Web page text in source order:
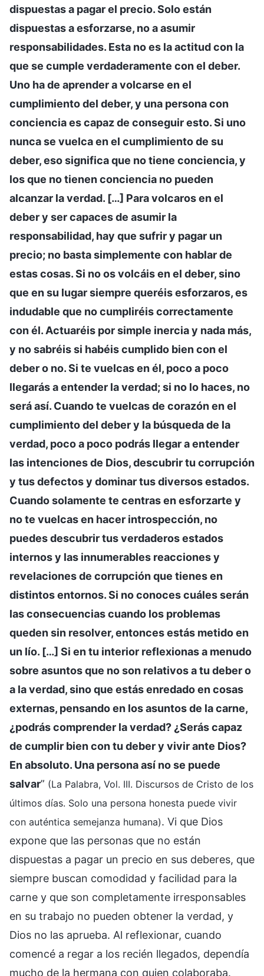
dispuestas a pagar el precio. Solo están
dispuestas a esforzarse, no a asumir
responsabilidades. Esta no es la actitud con la
que se cumple verdaderamente con el deber.
Uno ha de aprender a volcarse en el
cumplimiento del deber, y una persona con
conciencia es capaz de conseguir esto. Si uno
nunca se vuelca en el cumplimiento de su
deber, eso significa que no tiene conciencia, y
los que no tienen conciencia no pueden
alcanzar la verdad. […] Para volcaros en el
deber y ser capaces de asumir la
responsabilidad, hay que sufrir y pagar un
precio; no basta simplemente con hablar de
estas cosas. Si no os volcáis en el deber, sino
que en su lugar siempre queréis esforzaros, es
indudable que no cumpliréis correctamente
con él. Actuaréis por simple inercia y nada más,
y no sabréis si habéis cumplido bien con el
deber o no. Si te vuelcas en él, poco a poco
llegarás a entender la verdad; si no lo haces, no
será así. Cuando te vuelcas de corazón en el
cumplimiento del deber y la búsqueda de la
verdad, poco a poco podrás llegar a entender
las intenciones de Dios, descubrir tu corrupción
y tus defectos y dominar tus diversos estados.
Cuando solamente te centras en esforzarte y
no te vuelcas en hacer introspección, no
puedes descubrir tus verdaderos estados
internos y las innumerables reacciones y
revelaciones de corrupción que tienes en
distintos entornos. Si no conoces cuáles serán
las consecuencias cuando los problemas
queden sin resolver, entonces estás metido en
un lío. […] Si en tu interior reflexionas a menudo
sobre asuntos que no son relativos a tu deber o
a la verdad, sino que estás enredado en cosas
externas, pensando en los asuntos de la carne,
¿podrás comprender la verdad? ¿Serás capaz
de cumplir bien con tu deber y vivir ante Dios?
En absoluto. Una persona así no se puede
salvar” (La Palabra, Vol. III. Discursos de Cristo de los
últimos días. Solo una persona honesta puede vivir
con auténtica semejanza humana). Vi que Dios
expone que las personas que no están
dispuestas a pagar un precio en sus deberes, que
siempre buscan comodidad y facilidad para la
carne y que son completamente irresponsables
en su trabajo no pueden obtener la verdad, y
Dios no las aprueba. Al reflexionar, cuando
comencé a regar a los recién llegados, dependía
mucho de la hermana con quien colaboraba.